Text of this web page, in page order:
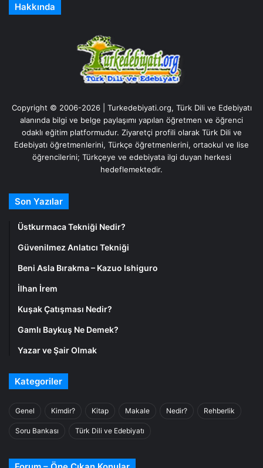
Hakkında
Copyright © 2006-2026 | Turkedebiyati.org, Türk Dili ve Edebiyatı
alanında bilgi ve belge paylaşımı yapılan öğretmen ve öğrenci
odaklı eğitim platformudur. Ziyaretçi profili olarak Türk Dili ve
Edebiyatı öğretmenlerini, Türkçe öğretmenlerini, ortaokul ve lise
öğrencilerini; Türkçeye ve edebiyata ilgi duyan herkesi
hedeflemektedir.
Son Yazılar
Üstkurmaca Tekniği Nedir?
Güvenilmez Anlatıcı Tekniği
Beni Asla Bırakma – Kazuo Ishiguro
İlhan İrem
Kuşak Çatışması Nedir?
Gamlı Baykuş Ne Demek?
Yazar ve Şair Olmak
Kategoriler
Genel Kimdir? Kitap Makale Nedir? Rehberlik
Soru Bankası Türk Dili ve Edebiyatı